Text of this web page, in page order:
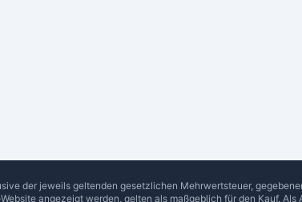
der jeweils geltenden gesetzlichen Mehrwertsteuer,
angezeigt werden, gelten als maßgeblich für den Kauf.